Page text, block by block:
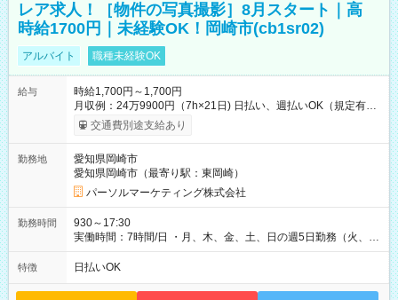
レア求人！［物件の写真撮影］8月スタート｜高
時給1700円｜未経験OK！岡崎市(cb1sr02)
アルバイト 職種未経験OK
給与
時給1,700円～1,700円
月収例：24万9900円（7h×21日) 日払い、週払いOK（規定有
り） 【試用期間】試用期間なし
交通費別途支給あり
勤務地
愛知県岡崎市
愛知県岡崎市（最寄り駅：東岡崎）
パーソルマーケティング株式会社
勤務時間
930～17:30
実働時間：7時間/日 ・月、木、金、土、日の週5日勤務（火、水
は固定休です／夏季、年末年始等、長期休暇有り！） ・ワンシ
フト！ 残業ほぼナシ（0～5h/月）
特徴 日払いOK